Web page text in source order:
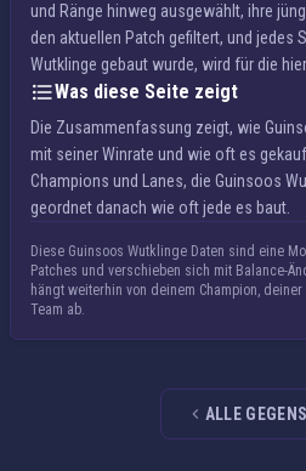
und Ränge hinweg ausgewählt, ihre
den aktuellen Patch gefiltert, und jedes
Wutklinge gebaut wurde, wird für die
Was diese Seite zeigt
Die Zusammenfassung zeigt, wie
mit seiner Winrate und wie oft es
Champions und Lanes, die Guinsoos
geordnet danach wie oft jede es baut.
Diese Guinsoos Wutklinge Daten sind eine
Patches und verschieben sich mit Balance-
hängt weiterhin von deinem Champion,
Team ab.
ALLE